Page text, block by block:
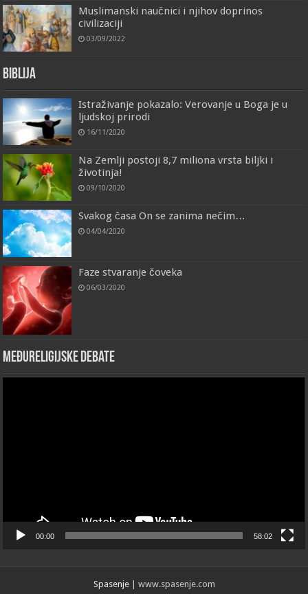
Muslimanski naučnici i njihov doprinos
civilizaciji
03/09/2022
Biblija
Istraživanje pokazalo: Verovanje u Boga je u
ljudskoj prirodi
16/11/2020
Na Zemlji postoji 8,7 miliona vrsta biljki i
životinja!
09/10/2020
Svakog časa On se zanima nečim…
04/04/2020
Faze stvaranje čoveka
06/03/2020
Međureligijske debate
00:00 58:02
Spasenje| www.spasenje.com